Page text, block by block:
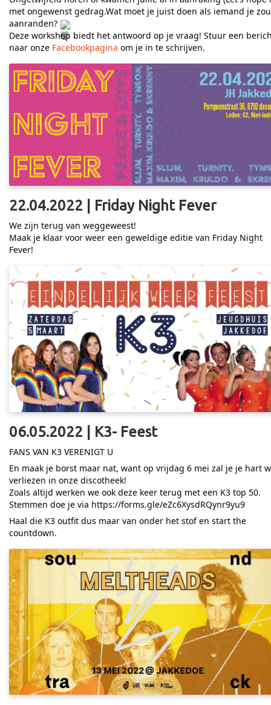
met ongewenst gedrag.Wat moet je juist doen als iemand je zou
aanranden?
Deze workshop biedt het antwoord op je vraag! Stuur een
naar onze Facebookpagina om je in te schrijven.
22.04.2022 | Friday Night Fever
We zijn terug van weggeweest!
Maak je klaar voor weer een geweldige editie van Friday Night
Fever!
06.05.2022 | K3- Feest
FANS VAN K3 VERENIGT U
En maak je borst maar nat, want op vrijdag 6 mei zal je je hart
verliezen in onze discotheek!
Zoals altijd werken we ook deze keer terug met een K3 top 50.
Stemmen doe je via https://forms.gle/eZc6XysdRQynr9yu9
Haal die K3 outfit dus maar van onder het stof en start the
countdown.